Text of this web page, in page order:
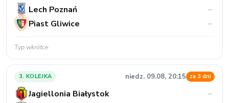
Lech Poznań
–
Piast Gliwice
–
Typ wkrótce
3. KOLEJKA niedz. 09.08, 20:15 za 3 dni
Jagiellonia Białystok
–